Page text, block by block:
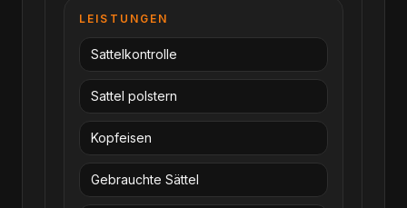
LEISTUNGEN
Sattelkontrolle
Sattel polstern
Kopfeisen
Gebrauchte Sättel